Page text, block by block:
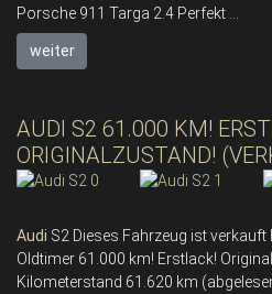
Porsche 911 Targa 2.4 Perfekt ...
weiter
AUDI S2 61.000 KM!
ORIGINALZUSTAND!
Audi S2 Dieses Fahrzeug ist
Oldtimer 61.000 km! Erstlack!
Kilometerstand 61.620 km